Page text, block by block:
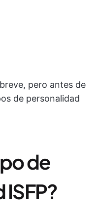
pero antes de
de personalidad
de